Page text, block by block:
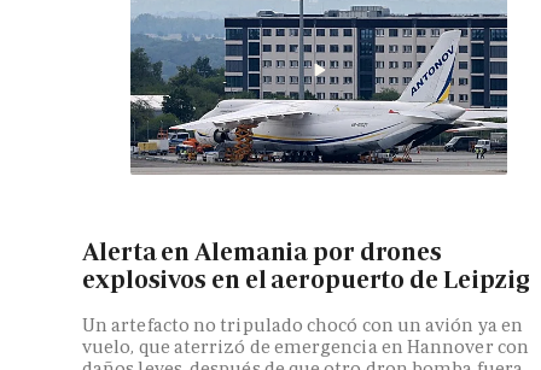
Alerta en Alemania por drones
explosivos en el aeropuerto de Leipzig
Un artefacto no tripulado chocó con un avión ya en
vuelo, que aterrizó de emergencia en Hannover con